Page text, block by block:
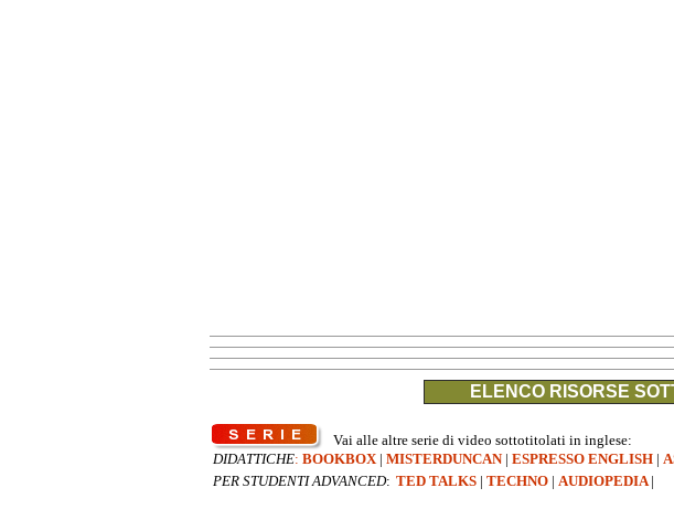
ELENCO RISORSE
Vai alle altre serie di video sottotitolati in inglese:
DIDATTICHE: BOOKBOX | MISTERDUNCAN | ESPRESSO ENGLISH |
PER STUDENTI ADVANCED: TED TALKS | TECHNO | AUDIOPEDIA |